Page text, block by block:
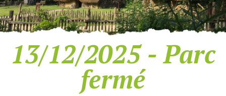
13/12/2025 - Parc
fermé